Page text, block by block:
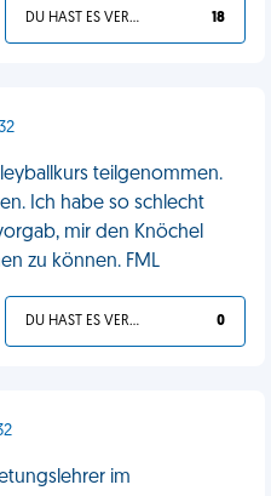
DU HAST ES VERDIENT 18
teilgenommen.
Ich habe so schlecht
mir den Knöchel
zu können. FML
DU HAST ES VERDIENT 0
im